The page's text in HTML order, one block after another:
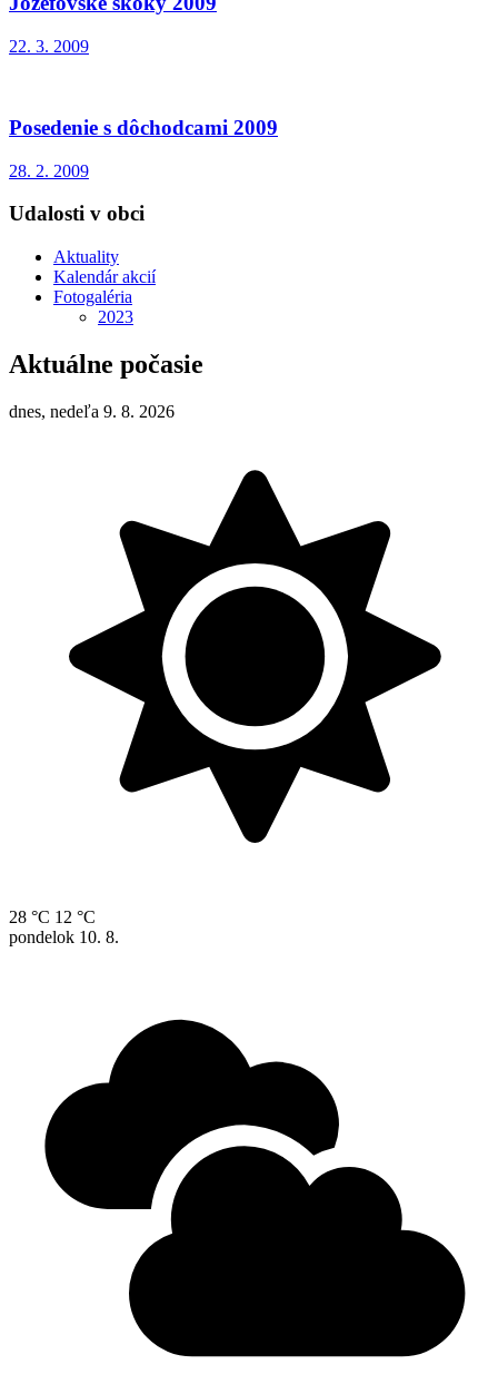
22. 3. 2009
Posedenie s dôchodcami 2009
28. 2. 2009
Udalosti v obci
Aktuality
Kalendár akcií
Fotogaléria
2023
Aktuálne počasie
dnes, nedeľa 9. 8. 2026
28 °C 12 °C
pondelok 10. 8.